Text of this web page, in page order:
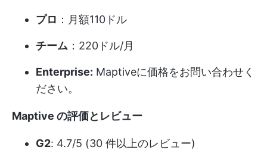
プロ ：月額110ドル
チーム ：220ドル/月
Enterprise: Maptiveに価格をお問い合わせく
ださい。
Maptive の評価とレビュー
G2: 4.7/5 (30 件以上のレビュー)